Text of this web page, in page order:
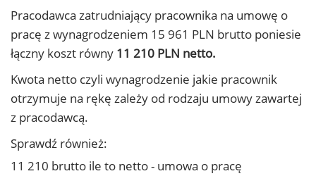
Pracodawca zatrudniający pracownika na umowę o
pracę z wynagrodzeniem 15 961 PLN brutto poniesie
łączny koszt równy 11 210 PLN netto.
Kwota netto czyli wynagrodzenie jakie pracownik
otrzymuje na rękę zależy od rodzaju umowy zawartej
z pracodawcą.
Sprawdź również:
11 210 brutto ile to netto - umowa o pracę